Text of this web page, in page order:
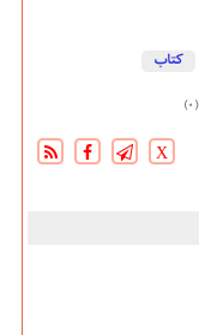
كتاب
(0)
X